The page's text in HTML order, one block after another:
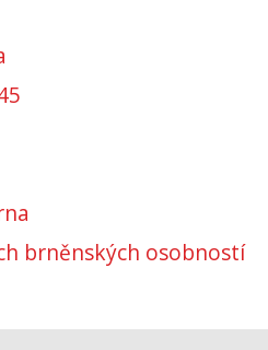
brněnských osobností